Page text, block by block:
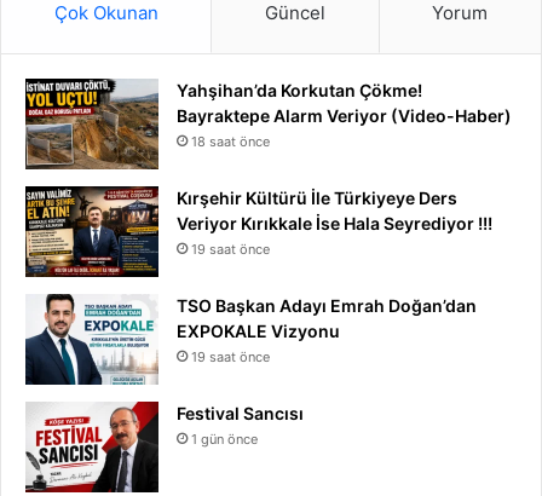
Çok Okunan Güncel Yorum
Yahşihan’da Korkutan Çökme!
Bayraktepe Alarm Veriyor (Video-Haber)
18 saat önce
Kırşehir Kültürü İle Türkiyeye Ders
Veriyor Kırıkkale İse Hala Seyrediyor !!!
19 saat önce
TSO Başkan Adayı Emrah Doğan’dan
EXPOKALE Vizyonu
19 saat önce
Festival Sancısı
1 gün önce